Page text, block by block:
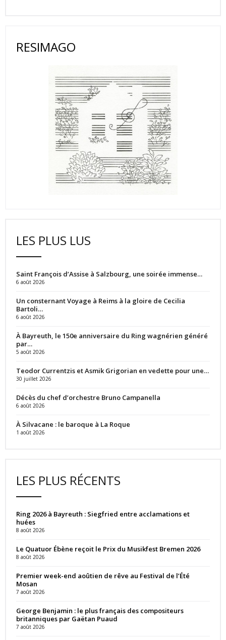
RESIMAGO
LES PLUS LUS
Saint François d’Assise à Salzbourg, une soirée immense…
6 août 2026
Un consternant Voyage à Reims à la gloire de Cecilia
Bartoli…
6 août 2026
À Bayreuth, le 150e anniversaire du Ring wagnérien généré
par…
5 août 2026
Teodor Currentzis et Asmik Grigorian en vedette pour une…
30 juillet 2026
Décès du chef d’orchestre Bruno Campanella
6 août 2026
À Silvacane : le baroque à La Roque
1 août 2026
LES PLUS RÉCENTS
Ring 2026 à Bayreuth : Siegfried entre acclamations et
huées
8 août 2026
Le Quatuor Ébène reçoit le Prix du Musikfest Bremen 2026
8 août 2026
Premier week-end aoûtien de rêve au Festival de l’Été
Mosan
7 août 2026
George Benjamin : le plus français des compositeurs
britanniques par Gaëtan Puaud
7 août 2026